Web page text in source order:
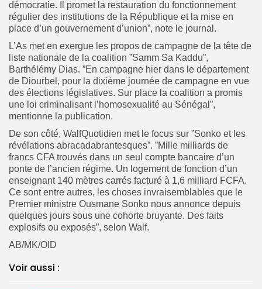
démocratie. Il promet la restauration du fonctionnement
régulier des institutions de la République et la mise en
place d’un gouvernement d’union”, note le journal.
L’As met en exergue les propos de campagne de la tête de
liste nationale de la coalition ”Samm Sa Kaddu”,
Barthélémy Dias. ”En campagne hier dans le département
de Diourbel, pour la dixième journée de campagne en vue
des élections législatives. Sur place la coalition a promis
une loi criminalisant l’homosexualité au Sénégal”,
mentionne la publication.
De son côté, WalfQuotidien met le focus sur ”Sonko et les
révélations abracadabrantesques”. ”Mille milliards de
francs CFA trouvés dans un seul compte bancaire d’un
ponte de l’ancien régime. Un logement de fonction d’un
enseignant 140 mètres carrés facturé à 1,6 milliard FCFA.
Ce sont entre autres, les choses invraisemblables que le
Premier ministre Ousmane Sonko nous annonce depuis
quelques jours sous une cohorte bruyante. Des faits
explosifs ou exposés”, selon Walf.
AB/MK/OID
Voir aussi :